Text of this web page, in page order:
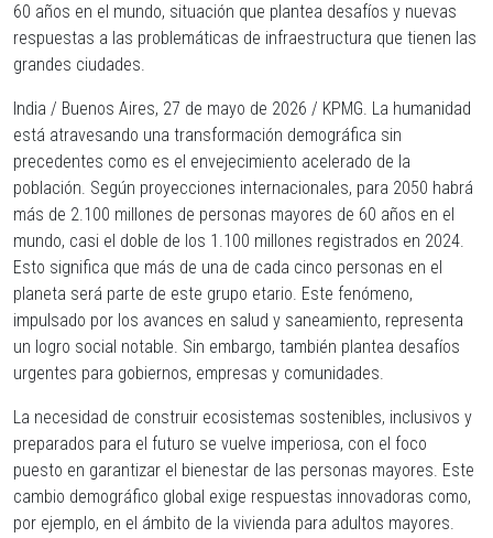
60 años en el mundo, situación que plantea desafíos y nuevas
respuestas a las problemáticas de infraestructura que tienen las
grandes ciudades.
India / Buenos Aires, 27 de mayo de 2026 / KPMG. La humanidad
está atravesando una transformación demográfica sin
precedentes como es el envejecimiento acelerado de la
población. Según proyecciones internacionales, para 2050 habrá
más de 2.100 millones de personas mayores de 60 años en el
mundo, casi el doble de los 1.100 millones registrados en 2024.
Esto significa que más de una de cada cinco personas en el
planeta será parte de este grupo etario. Este fenómeno,
impulsado por los avances en salud y saneamiento, representa
un logro social notable. Sin embargo, también plantea desafíos
urgentes para gobiernos, empresas y comunidades.
La necesidad de construir ecosistemas sostenibles, inclusivos y
preparados para el futuro se vuelve imperiosa, con el foco
puesto en garantizar el bienestar de las personas mayores. Este
cambio demográfico global exige respuestas innovadoras como,
por ejemplo, en el ámbito de la vivienda para adultos mayores.